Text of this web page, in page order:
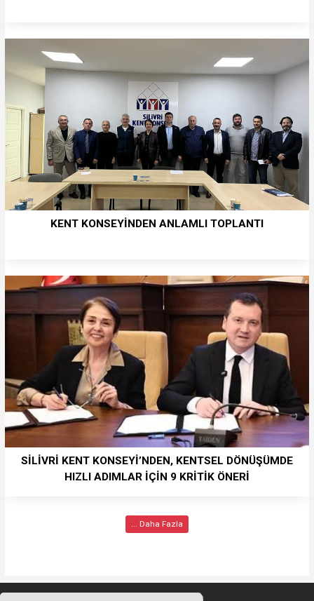
KENT KONSEYİNDEN ANLAMLI TOPLANTI
SİLİVRİ KENT KONSEYİ’NDEN, KENTSEL DÖNÜŞÜMDE
HIZLI ADIMLAR İÇİN 9 KRİTİK ÖNERİ
... Daha Fazla